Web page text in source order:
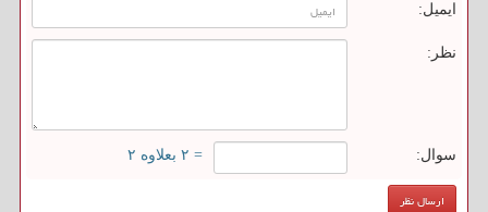
ایمیل:
نظر:
سوال: = ۲ بعلاوه ۲